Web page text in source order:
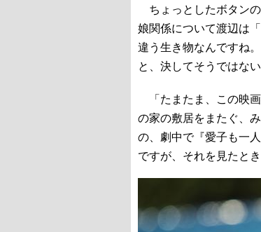
ちょっとしたボタン
娘関係について渡辺は
違う生き物なんですね
と、決してそうではな
「たまたま、この映
の家の敷居をまたぐ、
の、劇中で『愛子も一
ですが、それを見たと